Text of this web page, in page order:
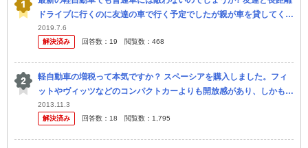
ドライブに行くのに友達の車で行く予定でしたが親が車を貸してくれ
たので親の車で行きました。 車種ですが 友達の車→アトレーワゴ...
2019.7.6
解決済み
回答数： 19 閲覧数： 468
軽自動車の増税って本気ですか？ スペーシアを購入しました。フィ
ットやヴィッツなどのコンパクトカーよりも開放感があり、しかもス
イスイ進み、ポケットも凄いし、しかも前乗っていたアトレーワゴン
とは比較...
2013.11.3
解決済み
回答数： 18 閲覧数： 1,795